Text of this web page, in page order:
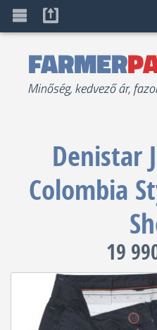
FARMER
Minőség, kedvező ár,
Denistar
Colombia
19